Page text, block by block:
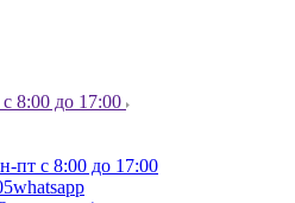
8:00 до 17:00
пт с 8:00 до 17:00
whatsapp